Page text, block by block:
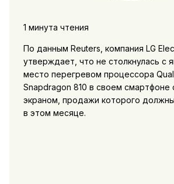
1 минута чтения
По данным Reuters, компания LG
утверждает, что не столкнулась с
место перегревом процессора
Snapdragon 810 в своем смартфоне
экраном, продажи которого
в этом месяце.